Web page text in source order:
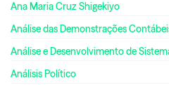
Ana Maria Cruz Shigekiyo
Análise das Demonstrações
Análise e Desenvolvimento de
Análisis Político